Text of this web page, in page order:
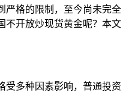
严格的限制，至今尚未完全
不开放炒现货黄金呢？本文
受多种因素影响，普通投资